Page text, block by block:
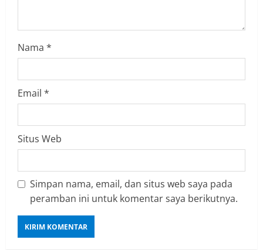
n
g
Nama *
Email *
Situs Web
Simpan nama, email, dan situs web saya pada
peramban ini untuk komentar saya berikutnya.